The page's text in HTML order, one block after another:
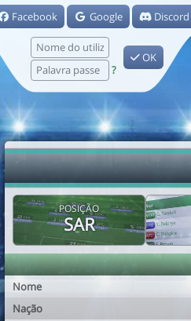
Facebook Google Discord
?
OK
POSIÇÃO
SAR
Nome
Nação